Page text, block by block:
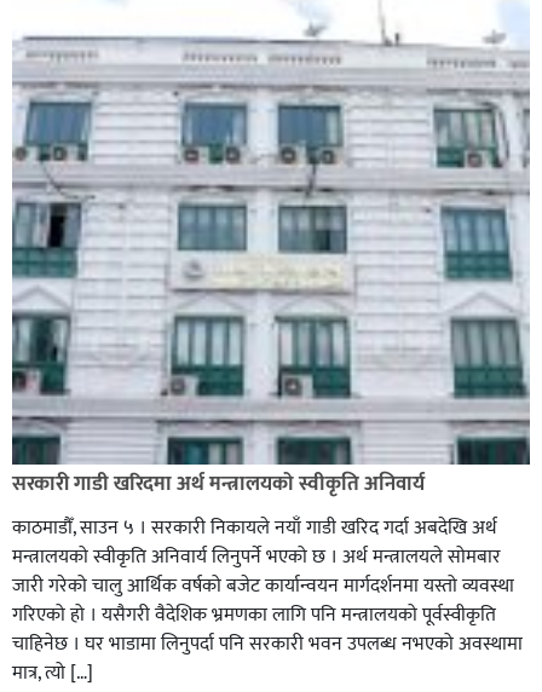
सरकारी गाडी खरिदमा अर्थ मन्त्रालयको स्वीकृति अनिवार्य
काठमाडौँ, साउन ५ । सरकारी निकायले नयाँ गाडी खरिद गर्दा अबदेखि अर्थ
मन्त्रालयको स्वीकृति अनिवार्य लिनुपर्ने भएको छ । अर्थ मन्त्रालयले सोमबार
जारी गरेको चालु आर्थिक वर्षको बजेट कार्यान्वयन मार्गदर्शनमा यस्तो व्यवस्था
गरिएको हो । यसैगरी वैदेशिक भ्रमणका लागि पनि मन्त्रालयको पूर्वस्वीकृति
चाहिनेछ । घर भाडामा लिनुपर्दा पनि सरकारी भवन उपलब्ध नभएको अवस्थामा
मात्र, त्यो […]